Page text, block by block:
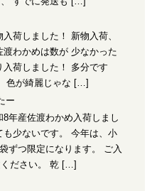
荷しました！ 新物入荷、
わかめは数が 少なかった
荷しました！ 多分です
色が綺麗じゃな […]
ー
年産佐渡わかめ入荷しまし
少ないです。 今年は、小
ずつ限定になります。 ご入
ください。 乾 […]